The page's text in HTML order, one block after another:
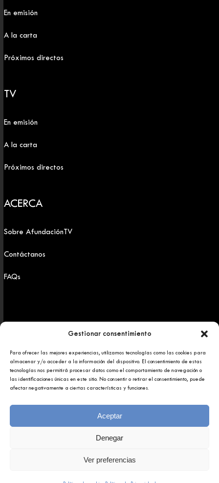
Gestionar consentimiento
Para ofrecer las mejores experiencias, utilizamos tecnologías como las cookies para
almacenar y/o acceder a la información del dispositivo. El consentimiento de estas
tecnologías nos permitirá procesar datos como el comportamiento de navegación o
las identificaciones únicas en este sitio. No consentir o retirar el consentimiento, puede
afectar negativamente a ciertas características y funciones.
Aceptar
Denegar
Ver preferencias
En emisión
A la carta
Próximos directos
TV
En emisión
A la carta
Próximos directos
ACERCA
Sobre AfundaciónTV
Contáctanos
FAQs
Copyright 2025 © Afundación Obra Social Abanca
Política de privacidad
Aviso legal